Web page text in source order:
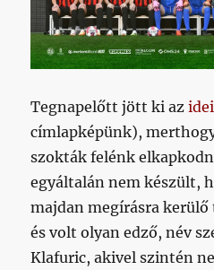
Tegnapelőtt jött ki az
címlapképünk),
szokták felénk
egyáltalán nem készült,
majdan megírásra
és volt olyan edző, név
Klafuric, akivel szintén